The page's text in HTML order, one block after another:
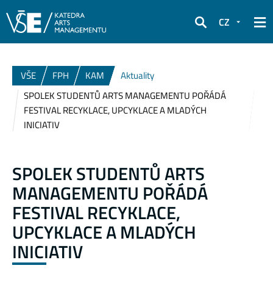
Hledat
CZ
VŠE FPH KAM
Aktuality
SPOLEK STUDENTŮ ARTS MANAGEMENTU POŘÁDÁ
FESTIVAL RECYKLACE, UPCYKLACE A MLADÝCH
INICIATIV
SPOLEK STUDENTŮ ARTS
MANAGEMENTU POŘÁDÁ
FESTIVAL RECYKLACE,
UPCYKLACE A MLADÝCH
INICIATIV